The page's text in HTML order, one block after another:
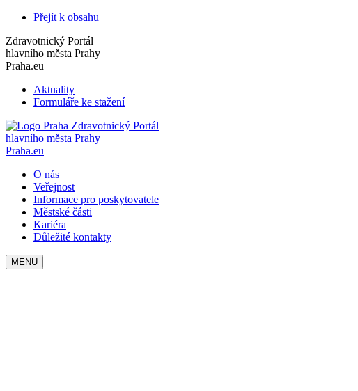
Přejít k obsahu
Zdravotnický Portál
hlavního města Prahy
Praha.eu
Aktuality
Formuláře ke stažení
Zdravotnický Portál
hlavního města Prahy
Praha.eu
O nás
Veřejnost
Informace pro poskytovatele
Městské části
Kariéra
Důležité kontakty
MENU